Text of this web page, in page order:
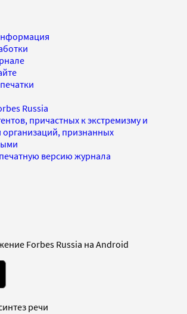
Russia
причастных к экстремизму и
организаций, признанных
версию журнала
Forbes Russia на Android
речи